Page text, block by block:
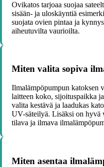
Ovikatos tarjoaa suojaa
sisään- ja uloskäyntiä
suojata ovien pintaa ja
aiheutuvilta vaurioilta.
Miten valita sopiva
Ilmalämpöpumpun katoksen
laitteen koko, sijoituspaikka
valita kestävä ja laadukas
UV-säteilyä. Lisäksi on hyvä
tilava ja ilmava
Miten asentaa